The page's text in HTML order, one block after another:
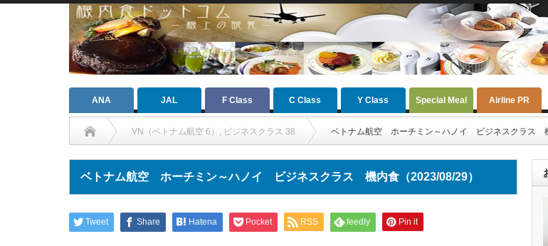
ANA JAL F Class C Class Y Class Special Meal Airline PR
VN（ベトナム航空 6） , ビジネスクラス 38 ベトナム航空 ホーチミン～ハノイ ビジネスクラス
ベトナム航空 ホーチミン～ハノイ ビジネスクラス 機内食（2023/08/29）
Tweet Share Hatena Pocket RSS feedly Pin it